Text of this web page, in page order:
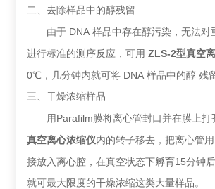
二、去除样品中的醇残留
由于 DNA样品中存在醇污染，无法对
进行标准的测序反应，可用 ZLS-2型真空
0℃，几分钟内就可将 DNA样品中的醇 残
三、干燥浓缩样品
用 Parafilm膜将离心管封口并在膜上打
真空离心浓缩仪内的转子移去，把离心管用
接放入离心腔，在真空状态下孵育15分钟
就可最大限度的干燥浓缩这类大量样品。